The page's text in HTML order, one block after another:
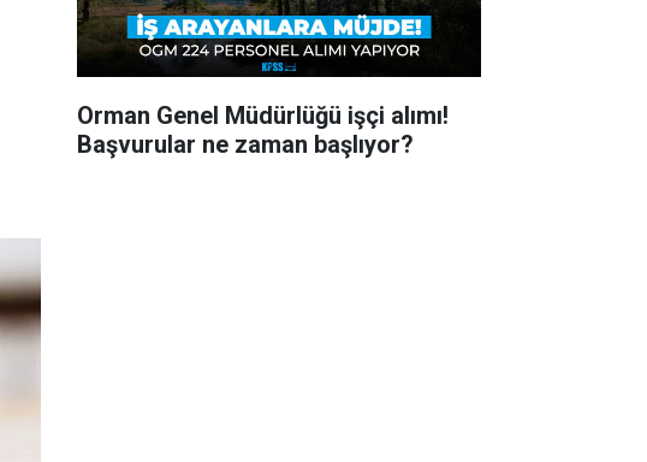
Orman Genel Müdürlüğü işçi alımı!
Başvurular ne zaman başlıyor?